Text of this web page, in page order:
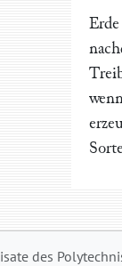
des